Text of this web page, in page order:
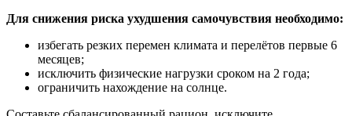
Для снижения риска ухудшения самочувствия необходимо:
избегать резких перемен климата и перелётов первые 6
месяцев;
исключить физические нагрузки сроком на 2 года;
ограничить нахождение на солнце.